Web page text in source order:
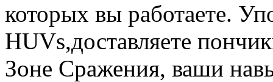
которых вы работаете.
HUVs,доставляете
Зоне Сражения, ваши